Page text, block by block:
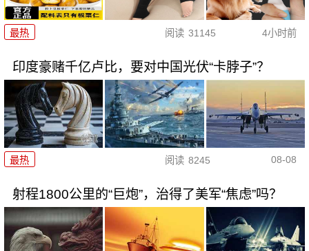
最热 阅读 31145 4小时前
印度豪赌千亿卢比，要对中国光伏“卡脖子”？
最热 阅读 8245 08-08
射程1800公里的“巨炮”，治得了美军“焦虑”吗？